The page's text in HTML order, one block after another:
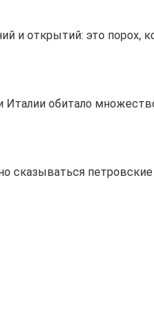
и открытий: это порох,
обитало
сказываться